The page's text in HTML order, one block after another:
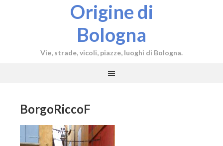
Origine di
Bologna
Vie, strade, vicoli, piazze, luoghi di Bologna.
BorgoRiccoF